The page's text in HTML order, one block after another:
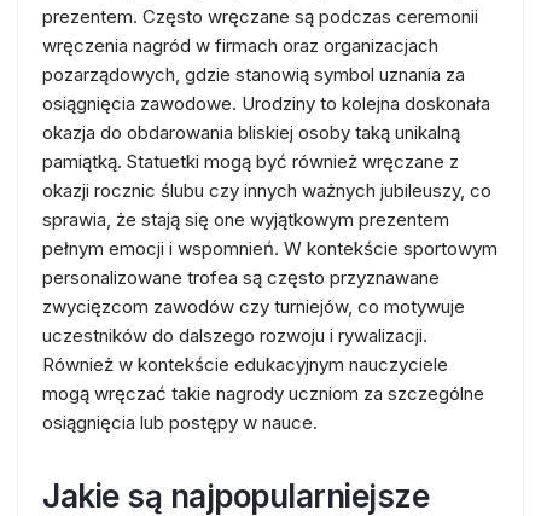
prezentem. Często wręczane są podczas ceremonii
wręczenia nagród w firmach oraz organizacjach
pozarządowych, gdzie stanowią symbol uznania za
osiągnięcia zawodowe. Urodziny to kolejna doskonała
okazja do obdarowania bliskiej osoby taką unikalną
pamiątką. Statuetki mogą być również wręczane z
okazji rocznic ślubu czy innych ważnych jubileuszy, co
sprawia, że stają się one wyjątkowym prezentem
pełnym emocji i wspomnień. W kontekście sportowym
personalizowane trofea są często przyznawane
zwycięzcom zawodów czy turniejów, co motywuje
uczestników do dalszego rozwoju i rywalizacji.
Również w kontekście edukacyjnym nauczyciele
mogą wręczać takie nagrody uczniom za szczególne
osiągnięcia lub postępy w nauce.
Jakie są najpopularniejsze